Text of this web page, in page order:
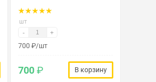
шт
- +
700 ₽/шт
700₽ В корзину